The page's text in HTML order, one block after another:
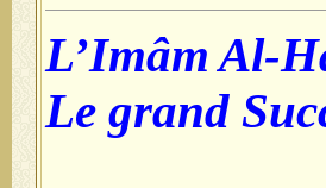
L’Imâm Al-
Le grand